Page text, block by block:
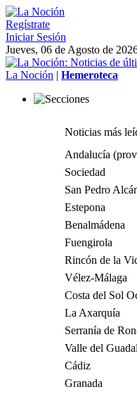
Regístrate
Iniciar Sesión
Jueves, 06 de Agosto de
La Noción | Hemeroteca
Noticias más
Andalucía
Sociedad
San Pedro
Estepona
Benalmádena
Fuengirola
Rincón de la
Vélez-Málaga
Costa del Sol
La Axarquía
Serranía de
Valle del
Cádiz
Granada